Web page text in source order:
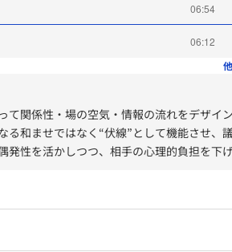
06:54
06:12
て関係性・場の空気・情報の流れをデザイ
る和ませではなく“伏線”として機能させ、
発性を活かしつつ、相手の心理的負担を下
度の調整、ロジカルシンキングの応用が質
との接続方法など、特有の工夫が求められ